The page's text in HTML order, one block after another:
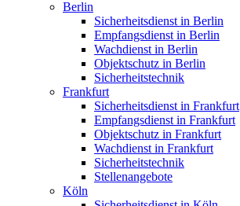
Berlin
Sicherheitsdienst in Berlin
Empfangsdienst in Berlin
Wachdienst in Berlin
Objektschutz in Berlin
Sicherheitstechnik
Frankfurt
Sicherheitsdienst in Frankfurt
Empfangsdienst in Frankfurt
Objektschutz in Frankfurt
Wachdienst in Frankfurt
Sicherheitstechnik
Stellenangebote
Köln